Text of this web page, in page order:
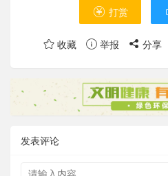
打赏
收藏 举报 分享
发表评论